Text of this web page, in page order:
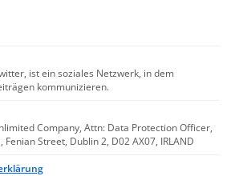
ist ein soziales Netzwerk, in dem
kommunizieren.
Company, Attn: Data Protection Officer,
Street, Dublin 2, D02 AX07, IRLAND